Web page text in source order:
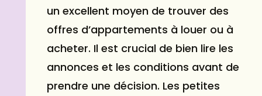
un excellent moyen de trouver des
offres d’appartements à louer ou à
acheter. Il est crucial de bien lire les
annonces et les conditions avant de
prendre une décision. Les petites